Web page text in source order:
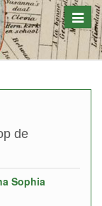
Toggle
de
Sophia